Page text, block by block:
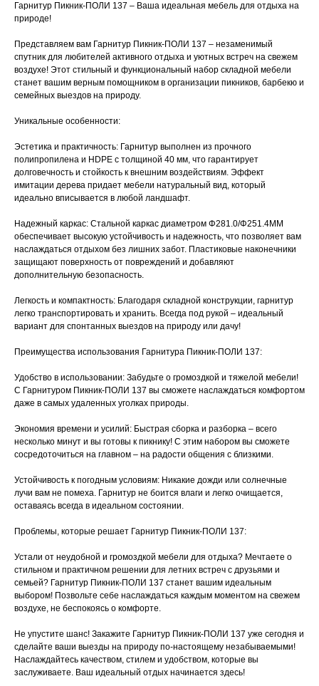
Гарнитур Пикник-ПОЛИ 137 – Ваша идеальная мебель для отдыха на
природе!
Представляем вам Гарнитур Пикник-ПОЛИ 137 – незаменимый
спутник для любителей активного отдыха и уютных встреч на свежем
воздухе! Этот стильный и функциональный набор складной мебели
станет вашим верным помощником в организации пикников, барбекю и
семейных выездов на природу.
Уникальные особенности:
Эстетика и практичность: Гарнитур выполнен из прочного
полипропилена и HDPE с толщиной 40 мм, что гарантирует
долговечность и стойкость к внешним воздействиям. Эффект
имитации дерева придает мебели натуральный вид, который
идеально вписывается в любой ландшафт.
Надежный каркас: Стальной каркас диаметром Φ281.0/Φ251.4MM
обеспечивает высокую устойчивость и надежность, что позволяет вам
наслаждаться отдыхом без лишних забот. Пластиковые наконечники
защищают поверхность от повреждений и добавляют
дополнительную безопасность.
Легкость и компактность: Благодаря складной конструкции, гарнитур
легко транспортировать и хранить. Всегда под рукой – идеальный
вариант для спонтанных выездов на природу или дачу!
Преимущества использования Гарнитура Пикник-ПОЛИ 137:
Удобство в использовании: Забудьте о громоздкой и тяжелой мебели!
С Гарнитуром Пикник-ПОЛИ 137 вы сможете наслаждаться комфортом
даже в самых удаленных уголках природы.
Экономия времени и усилий: Быстрая сборка и разборка – всего
несколько минут и вы готовы к пикнику! С этим набором вы сможете
сосредоточиться на главном – на радости общения с близкими.
Устойчивость к погодным условиям: Никакие дожди или солнечные
лучи вам не помеха. Гарнитур не боится влаги и легко очищается,
оставаясь всегда в идеальном состоянии.
Проблемы, которые решает Гарнитур Пикник-ПОЛИ 137:
Устали от неудобной и громоздкой мебели для отдыха? Мечтаете о
стильном и практичном решении для летних встреч с друзьями и
семьей? Гарнитур Пикник-ПОЛИ 137 станет вашим идеальным
выбором! Позвольте себе наслаждаться каждым моментом на свежем
воздухе, не беспокоясь о комфорте.
Не упустите шанс! Закажите Гарнитур Пикник-ПОЛИ 137 уже сегодня и
сделайте ваши выезды на природу по-настоящему незабываемыми!
Наслаждайтесь качеством, стилем и удобством, которые вы
заслуживаете. Ваш идеальный отдых начинается здесь!
ВВА это